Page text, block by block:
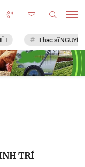
Thạc sĩ NGUYỄN
TRÍ